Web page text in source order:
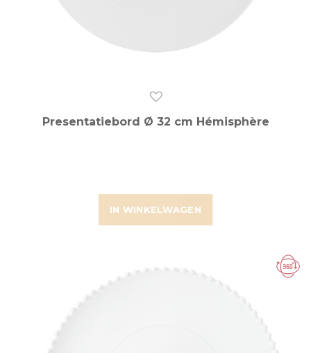
IN WINKELWAGEN
Presentatiebord Ø 32 cm Hémisphère